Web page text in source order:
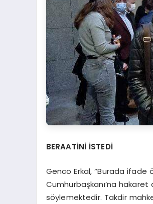
BERAATİNİ İSTEDİ
Genco Erkal, “Burada ifade
Cumhurbaşkanı’na
söylemektedir. Takdir